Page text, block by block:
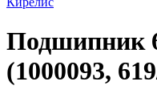
Подшипник
(1000093,